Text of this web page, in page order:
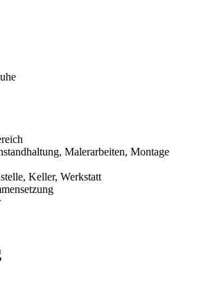
Malerarbeiten, Montage
Keller, Werkstatt